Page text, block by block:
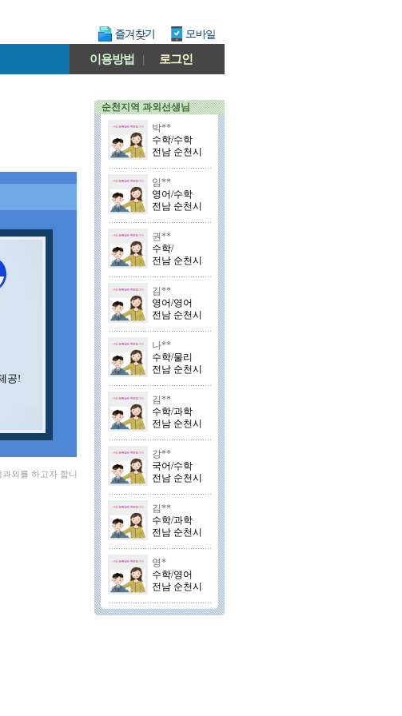
이용방법 | 로그인
공!
외를 하고자 합니
순천지역 과외선생님
박**
수학/수학
전남 순천시
임**
영어/수학
전남 순천시
권**
수학/
전남 순천시
김**
영어/영어
전남 순천시
나**
수학/물리
전남 순천시
김**
수학/과학
전남 순천시
강**
국어/수학
전남 순천시
김**
수학/과학
전남 순천시
영*
수학/영어
전남 순천시